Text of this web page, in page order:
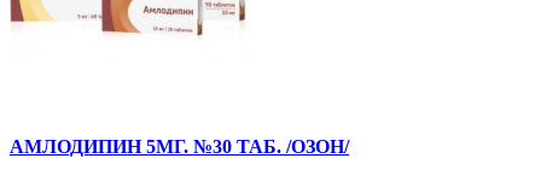
АМЛОДИПИН 5МГ. №30 ТАБ. /ОЗОН/